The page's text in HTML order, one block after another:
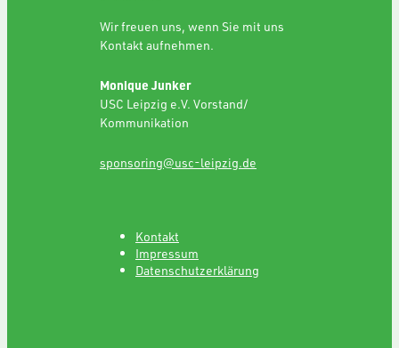
Wir freuen uns, wenn Sie mit uns
Kontakt aufnehmen.
Monique Junker
USC Leipzig e.V. Vorstand/
Kommunikation
sponsoring@usc-leipzig.de
Kontakt
Impressum
Datenschutzerklärung